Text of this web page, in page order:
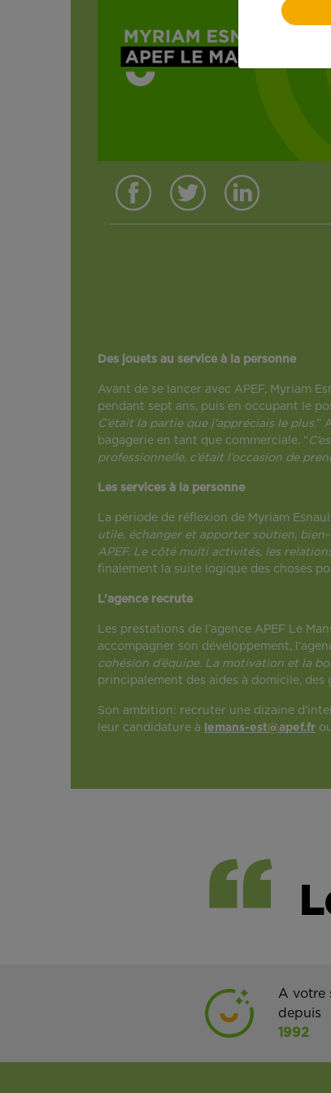
Des jouets au service à la personne
Avant de se lancer avec APEF, Myriam
pendant sept ans, puis en occupant le
C’était la partie que j'appréciais le plus.”
bagagerie en tant que commerciale. “
professionnelle, c’était l’occasion de
Les services à la personne
La période de réflexion de Myriam
utile, échanger et apporter soutien,
APEF. Le côté multi activités, les
finalement la suite logique des choses
L’agence recrute
Les prestations de l’agence APEF Le
accompagner son développement,
cohésion d’équipe. La motivation et la
principalement des aides à domicile,
Son ambition: recruter une dizaine
leur candidature à
lemans-est@apef.fr
A votre
depuis
1992